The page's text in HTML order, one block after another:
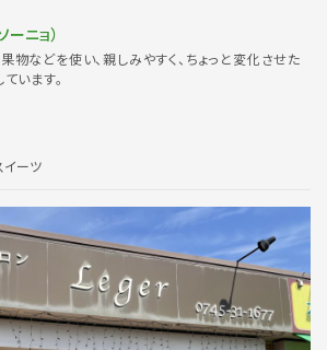
ニョ）
などを使い、親しみやすく、ちょっと変化させた
います。
イーツ